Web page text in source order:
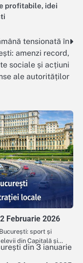
profitabile, idei
tensionată în
amenzi record,
sociale și acțiuni
ale autorităților
Februarie 2026
sport și
din Capitală și…